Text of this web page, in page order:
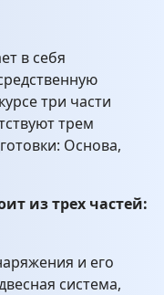
в себя
три части
трем
Основа,
из трех частей:
и его
система,